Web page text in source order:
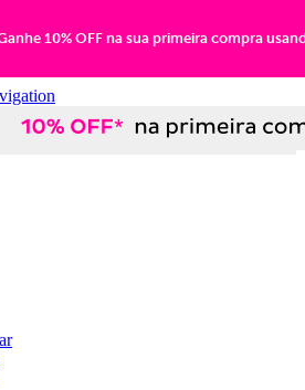
10% OFF na sua primeira compra